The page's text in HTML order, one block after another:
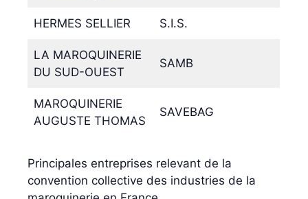
HERMES SELLIER S.I.S.
LA MAROQUINERIE
DU SUD-OUEST
SAMB
MAROQUINERIE
AUGUSTE THOMAS
SAVEBAG
Principales entreprises relevant de la
convention collective des industries de la